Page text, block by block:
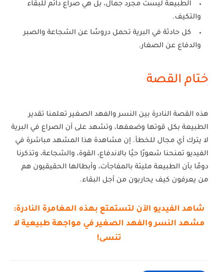
الطبيعة ليست مجرد جمال، بل هي صراع دائم للبقاء
والتكيف.
كل حادثة في البرية تحمل دروسًا عن الشجاعة والصبر
والدفاع عن الصغار.
ختام القصة
هذه القصة النادرة بين النسر والفهد الصغير تعلمنا تقدير
الطبيعة بكل قوتها وضعفها، وتشهد على أن الصراع في البرية
لا يترك أي مجال للخطأ. إن مشاهدة هذا المشهد مباشرة في
الفيديو تمنحنا شعورًا حيًا بالاندفاع، القوة، والشجاعة، وتذكرنا
دومًا بأن الطبيعة مليئة بالمفاجآت، وأبطالها الحقيقيون هم
من يعرفون كيف يحاربون من أجل البقاء.
شاهد الفيديو الآن لتستمتع بهذه المغامرة النادرة:
مشهد النسر والفهد الصغير في مواجهة طبيعية لا
تنسى!